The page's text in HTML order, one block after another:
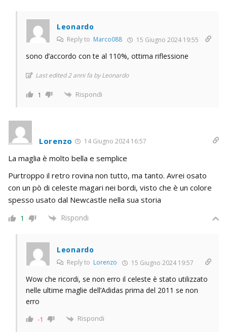
Leonardo
Reply to Marco088 15 Giugno 2024 19:55
sono d’accordo con te al 110%, ottima riflessione
Last edited 2 anni fa by Leonardo
1 Rispondi
Lorenzo 14 Giugno 2024 16:57
La maglia è molto bella e semplice
Purtroppo il retro rovina non tutto, ma tanto. Avrei osato
con un pò di celeste magari nei bordi, visto che è un colore
spesso usato dal Newcastle nella sua storia
1 Rispondi
Leonardo
Reply to Lorenzo 15 Giugno 2024 19:57
Wow che ricordi, se non erro il celeste è stato utilizzato
nelle ultime maglie dell’Adidas prima del 2011 se non
erro
-1 Rispondi